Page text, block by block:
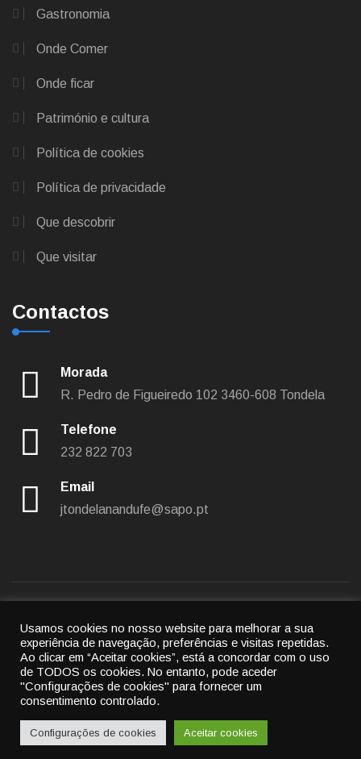
Gastronomia
Onde Comer
Onde ficar
Património e cultura
Política de cookies
Política de privacidade
Que descobrir
Que visitar
Contactos
Morada
R. Pedro de Figueiredo 102 3460-608 Tondela
Telefone
232 822 703
Email
jtondelanandufe@sapo.pt
Política de privacidade|Política de cookies
© 2022 União das freguesias de Tondela e Nandufe
All rights reserved.
By
Cubic Atrium
Usamos cookies no nosso website para melhorar a sua
experiência de navegação, preferências e visitas repetidas.
Ao clicar em “Aceitar cookies”, está a concordar com o uso
de TODOS os cookies. No entanto, pode aceder
"Configurações de cookies" para fornecer um
consentimento controlado.
Configurações de cookies Aceitar cookies